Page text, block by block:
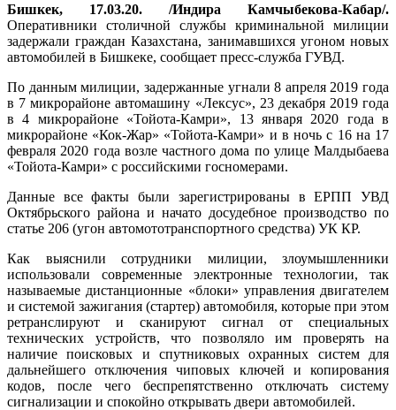
Бишкек, 17.03.20. /Индира Камчыбекова-Кабар/.
Оперативники столичной службы криминальной милиции
задержали граждан Казахстана, занимавшихся угоном новых
автомобилей в Бишкеке, сообщает пресс-служба ГУВД.
По данным милиции, задержанные угнали 8 апреля 2019 года
в 7 микрорайоне автомашину «Лексус», 23 декабря 2019 года
в 4 микрорайоне «Тойота-Камри», 13 января 2020 года в
микрорайоне «Кок-Жар» «Тойота-Камри» и в ночь с 16 на 17
февраля 2020 года возле частного дома по улице Малдыбаева
«Тойота-Камри» с российскими госномерами.
Данные все факты были зарегистрированы в ЕРПП УВД
Октябрьского района и начато досудебное производство по
статье 206 (угон автомототранспортного средства) УК КР.
Как выяснили сотрудники милиции, злоумышленники
использовали современные электронные технологии, так
называемые дистанционные «блоки» управления двигателем
и системой зажигания (стартер) автомобиля, которые при этом
ретранслируют и сканируют сигнал от специальных
технических устройств, что позволяло им проверять на
наличие поисковых и спутниковых охранных систем для
дальнейшего отключения чиповых ключей и копирования
кодов, после чего беспрепятственно отключать систему
сигнализации и спокойно открывать двери автомобилей.